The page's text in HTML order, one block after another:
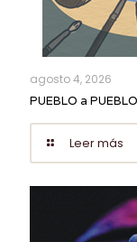
agosto 4, 2026
PUEBLO a PUEBLO
Leer más